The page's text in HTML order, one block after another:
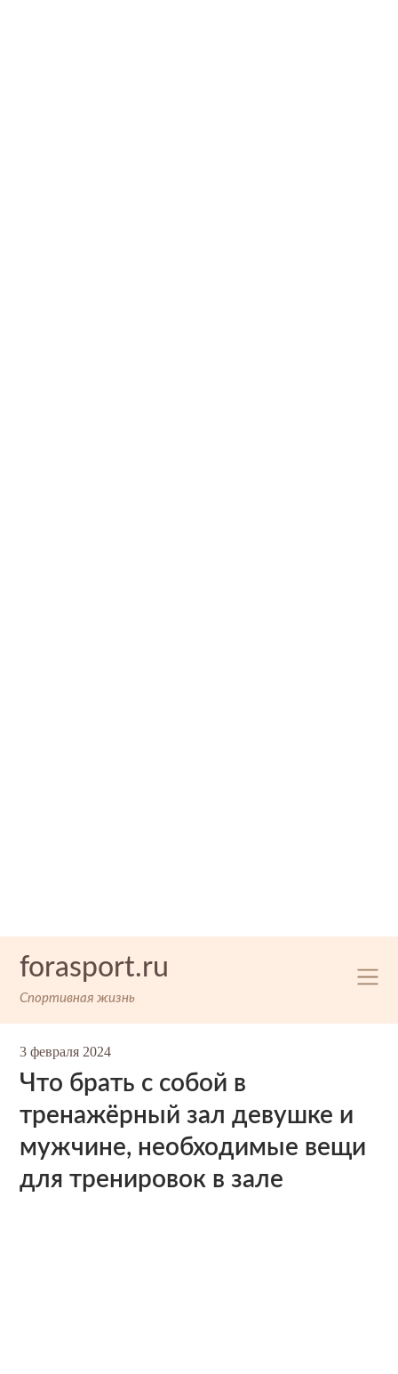
forasport.ru
Спортивная жизнь
3 февраля 2024
Что брать с собой в
тренажёрный зал девушке и
мужчине, необходимые вещи
для тренировок в зале